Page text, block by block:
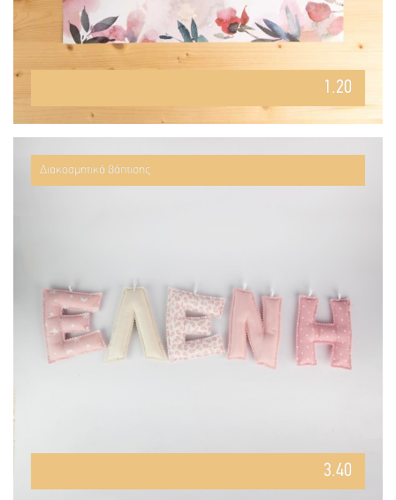
1.20
Διακοσμητικά βάπτισης
3.40